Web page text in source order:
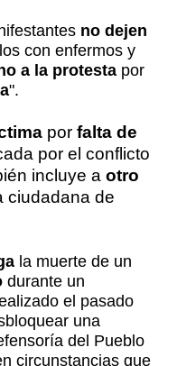
no dejen
con enfermos y
a la protesta por
".
por falta de
por el conflicto
incluye a otro
ciudadana de
la muerte de un
durante un
el pasado
una
del Pueblo
circunstancias que